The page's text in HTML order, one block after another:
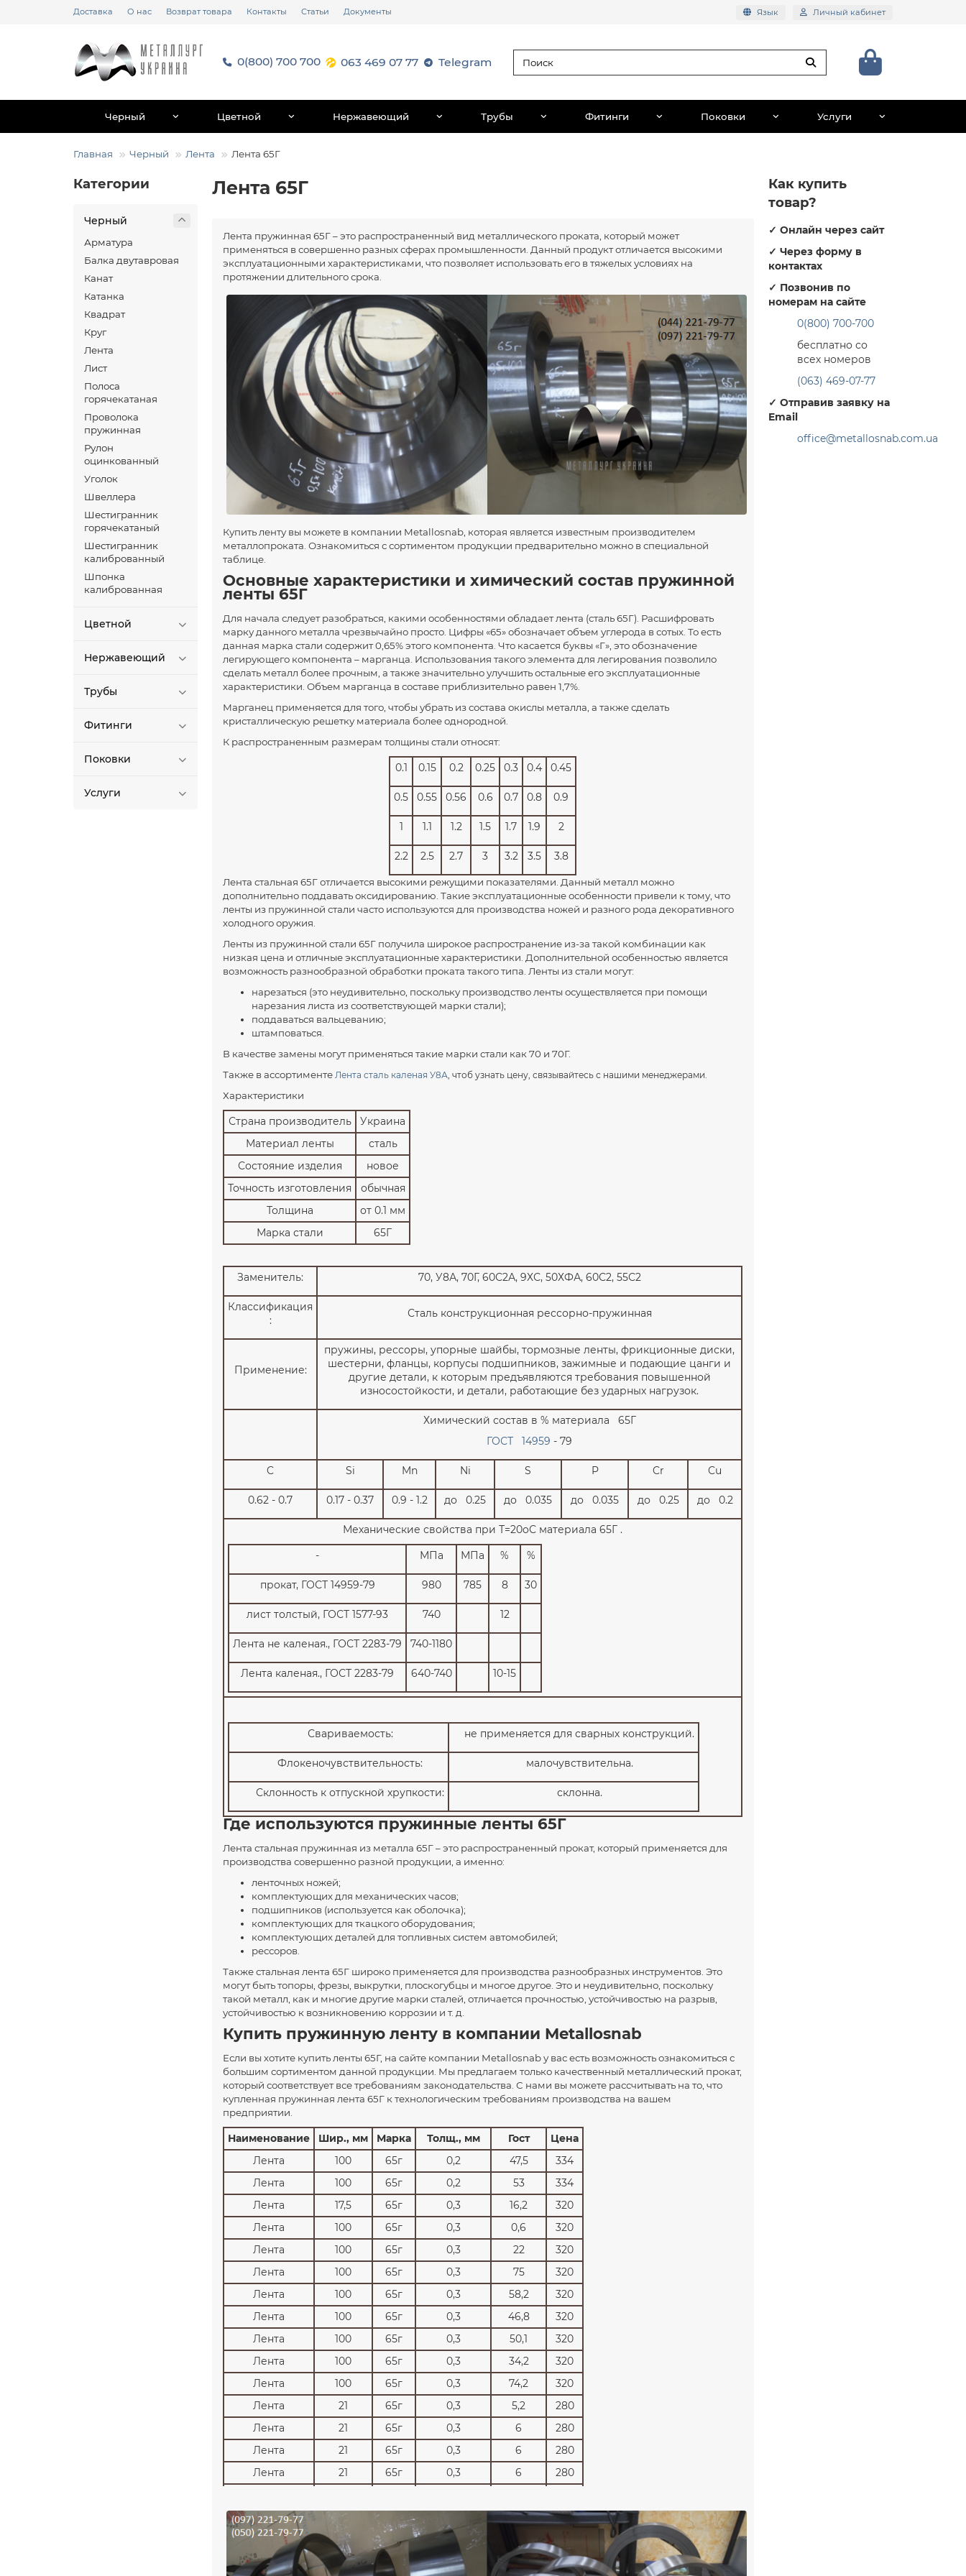
Доставка О нас Возврат товара Контакты Статьи Документы Язык Личный кабинет
0(800) 700 700 063 469 07 77 Telegram
Черный Цветной Нержавеющий Трубы Фитинги Поковки Услуги
Главная Черный Лента Лента 65Г
Категории
Черный
Арматура
Балка двутавровая
Канат
Катанка
Квадрат
Круг
Лента
Лист
Полоса
горячекатаная
Проволока
пружинная
Рулон
оцинкованный
Уголок
Швеллера
Шестигранник
горячекатаный
Шестигранник
калиброванный
Шпонка
калиброванная
Цветной
Нержавеющий
Трубы
Фитинги
Поковки
Услуги
Лента 65Г
Лента пружинная 65Г – это распространенный вид металлического проката, который может
применяться в совершенно разных сферах промышленности. Данный продукт отличается высокими
эксплуатационными характеристиками, что позволяет использовать его в тяжелых условиях на
протяжении длительного срока.
Купить ленту вы можете в компании Metallosnab, которая является известным производителем
металлопроката. Ознакомиться с сортиментом продукции предварительно можно в специальной
таблице.
Основные характеристики и химический состав пружинной
ленты 65Г
Для начала следует разобраться, какими особенностями обладает лента (сталь 65Г). Расшифровать
марку данного металла чрезвычайно просто. Цифры «65» обозначает объем углерода в сотых. То есть
данная марка стали содержит 0,65% этого компонента. Что касается буквы «Г», это обозначение
легирующего компонента – марганца. Использования такого элемента для легирования позволило
сделать металл более прочным, а также значительно улучшить остальные его эксплуатационные
характеристики. Объем марганца в составе приблизительно равен 1,7%.
Марганец применяется для того, чтобы убрать из состава окислы металла, а также сделать
кристаллическую решетку материала более однородной.
К распространенным размерам толщины стали относят:
0.1 0.15 0.2 0.25 0.3 0.4 0.45
0.5 0.55 0.56 0.6 0.7 0.8 0.9
1 1.1 1.2 1.5 1.7 1.9 2
2.2 2.5 2.7 3 3.2 3.5 3.8
Лента стальная 65Г отличается высокими режущими показателями. Данный металл можно
дополнительно поддавать оксидированию. Такие эксплуатационные особенности привели к тому, что
ленты из пружинной стали часто используются для производства ножей и разного рода декоративного
холодного оружия.
Ленты из пружинной стали 65Г получила широкое распространение из-за такой комбинации как
низкая цена и отличные эксплуатационные характеристики. Дополнительной особенностью является
возможность разнообразной обработки проката такого типа. Ленты из стали могут:
нарезаться (это неудивительно, поскольку производство ленты осуществляется при помощи
нарезания листа из соответствующей марки стали);
поддаваться вальцеванию;
штамповаться.
В качестве замены могут применяться такие марки стали как 70 и 70Г.
Также в ассортименте Лента сталь каленая У8А , чтоб узнать цену, связывайтесь с нашими менеджерами.
Характеристики
Страна производитель
Украина
Материал ленты
сталь
Состояние изделия
новое
Точность изготовления
обычная
Толщина
от 0.1 мм
Марка стали
65Г
Заменитель: 70, У8А, 70Г, 60С2А, 9ХС, 50ХФА, 60С2, 55С2
Классификация
:
Сталь конструкционная рессорно-пружинная
Применение:
пружины, рессоры, упорные шайбы, тормозные ленты, фрикционные диски,
шестерни, фланцы, корпусы подшипников, зажимные и подающие цанги и
другие детали, к которым предъявляются требования повышенной
износостойкости, и детали, работающие без ударных нагрузок.
Химический состав в % материала 65Г
ГОСТ 14959 - 79
C Si Mn Ni S P Cr Cu
0.62 - 0.7 0.17 - 0.37 0.9 - 1.2 до 0.25 до 0.035 до 0.035 до 0.25 до 0.2
Механические свойства при Т=20oС материала 65Г .
-
МПа МПа % %
прокат, ГОСТ 14959-79 980 785 8 30
лист толстый, ГОСТ 1577-93 740 12
Лента не каленая., ГОСТ 2283-79 740-1180
Лента каленая., ГОСТ 2283-79 640-740 10-15
Свариваемость: не применяется для сварных конструкций.
Флокеночувствительность: малочувствительна.
Склонность к отпускной хрупкости: склонна.
Где используются пружинные ленты 65Г
Лента стальная пружинная из металла 65Г – это распространенный прокат, который применяется для
производства совершенно разной продукции, а именно:
ленточных ножей;
комплектующих для механических часов;
подшипников (используется как оболочка);
комплектующих для ткацкого оборудования;
комплектующих деталей для топливных систем автомобилей;
рессоров.
Также стальная лента 65Г широко применяется для производства разнообразных инструментов. Это
могут быть топоры, фрезы, выкрутки, плоскогубцы и многое другое. Это и неудивительно, поскольку
такой металл, как и многие другие марки сталей, отличается прочностью, устойчивостью на разрыв,
устойчивостью к возникновению коррозии и т. д.
Купить пружинную ленту в компании Metallosnab
Если вы хотите купить ленты 65Г, на сайте компании Metallosnab у вас есть возможность ознакомиться с
большим сортиментом данной продукции. Мы предлагаем только качественный металлический прокат,
который соответствует все требованиям законодательства. С нами вы можете рассчитывать на то, что
купленная пружинная лента 65Г к технологическим требованиям производства на вашем
предприятии.
Наименование Шир., мм Марка Толщ., мм Гост
Цена
Лента
100 65г 0,2 47,5
334
Лента
100 65г 0,2 53
334
Лента
17,5 65г 0,3 16,2
320
Лента
100 65г 0,3 0,6
320
Лента
100 65г 0,3 22
320
Лента
100 65г 0,3 75
320
Лента
100 65г 0,3 58,2
320
Лента
100 65г 0,3 46,8
320
Лента
100 65г 0,3 50,1
320
Лента
100 65г 0,3 34,2
320
Лента
100 65г 0,3 74,2
320
Лента
21 65г 0,3 5,2
280
Лента
21 65г 0,3 6
280
Лента
21 65г 0,3 6
280
Лента
21 65г 0,3 6
280
Лента
21 5,8
280
Лента
21 65г 0,3
Лента
21 65г 0,3 5,8 280
Как купить
товар?
✓ Онлайн через сайт
✓ Через форму в
контактах
✓ Позвонив по
номерам на сайте
0(800) 700-700
бесплатно со
всех номеров
(063) 469-07-77
✓ Отправив заявку на
Email
office@metallosnab.com.ua